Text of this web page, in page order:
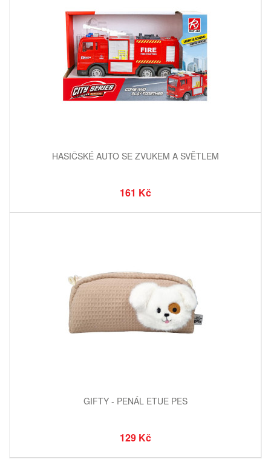
HASIČSKÉ AUTO SE ZVUKEM A SVĚTLEM
161 Kč
GIFTY - PENÁL ETUE PES
129 Kč